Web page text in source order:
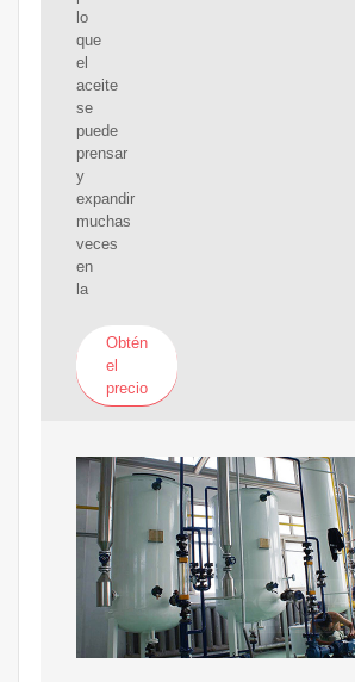
lo
que
el
aceite
se
puede
prensar
y
expandir
muchas
veces
en
la
Obtén
el
precio